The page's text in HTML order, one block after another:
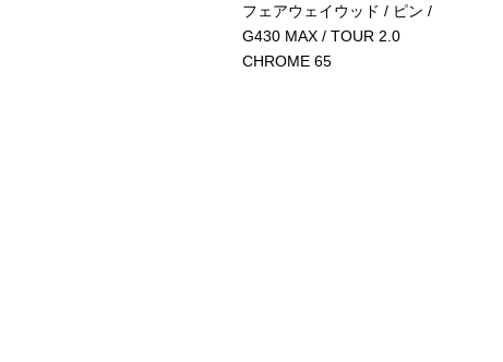
フェアウェイウッド / ピン /
G430 MAX / TOUR 2.0
CHROME 65